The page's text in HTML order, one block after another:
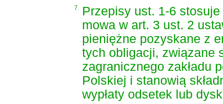
7. Przepisy ust. 1-6
mowa w art. 3 ust. 2
pieniężne pozyskane z
tych obligacji, związane
zagranicznego zakładu
Polskiej i stanowią
wypłaty odsetek lub